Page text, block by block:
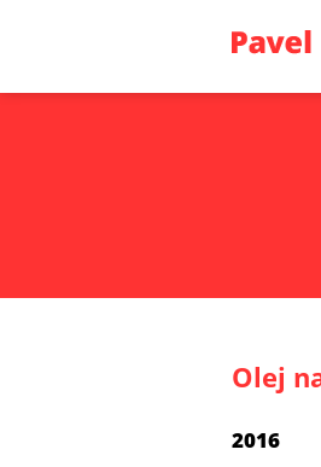
Olej
2016